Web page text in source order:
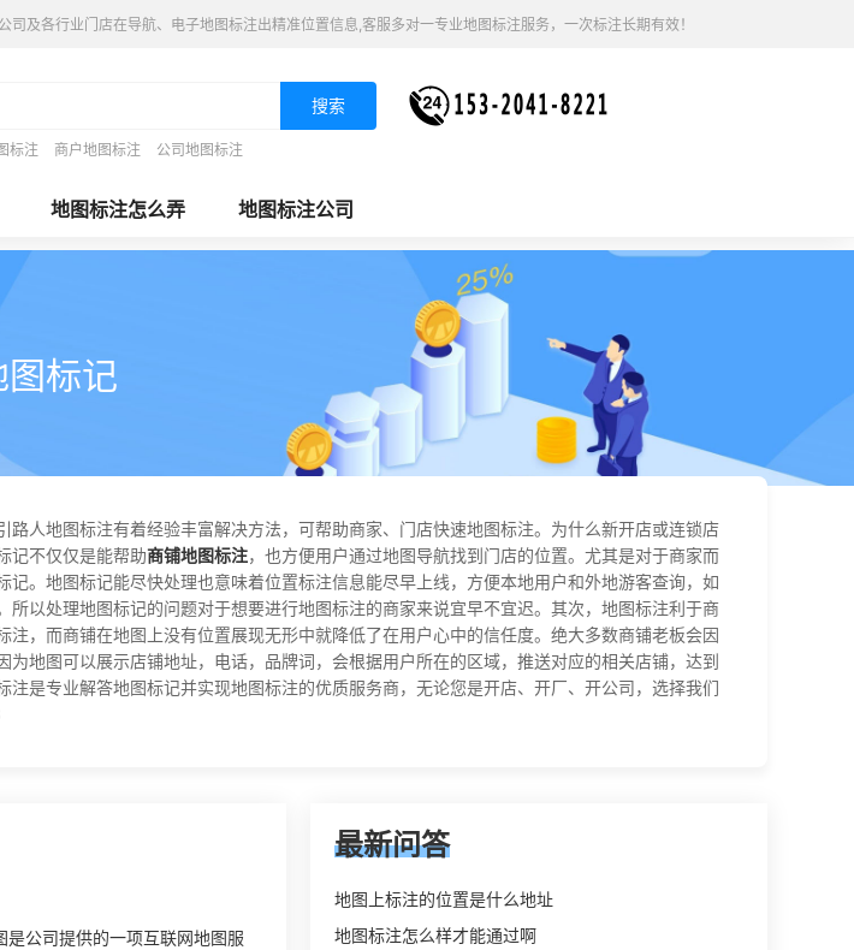
及各行业门店在导航、电子地图标注出精准位置信息,客服多对一专业地图标注服务，一次标注长期有效！
搜索
标注 商户地图标注 公司地图标注
地图标注怎么弄 地图标注公司
图标记
人地图标注有着经验丰富解决方法，可帮助商家、门店快速地图标注。为什么新开店或连锁店
记不仅仅是能帮助商铺地图标注，也方便用户通过地图导航找到门店的位置。尤其是对于商家而
。地图标记能尽快处理也意味着位置标注信息能尽早上线，方便本地用户和外地游客查询，如
以处理地图标记的问题对于想要进行地图标注的商家来说宜早不宜迟。其次，地图标注利于商
，而商铺在地图上没有位置展现无形中就降低了在用户心中的信任度。绝大多数商铺老板会因
为地图可以展示店铺地址，电话，品牌词，会根据用户所在的区域，推送对应的相关店铺，达到
是专业解答地图标记并实现地图标注的优质服务商，无论您是开店、开厂、开公司，选择我们
公司提供的一项互联网地图服
最新问答
地图上标注的位置是什么地址
地图标注怎么样才能通过啊